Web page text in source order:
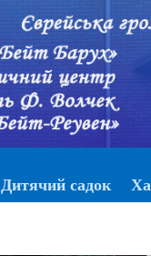
Дитячий садок